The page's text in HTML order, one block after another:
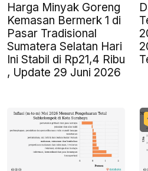
Harga Minyak Goreng
Kemasan Bermerk 1 di
Pasar Tradisional
Sumatera Selatan Hari
Ini Stabil di Rp21,4 Ribu
, Update 29 Juni 2026